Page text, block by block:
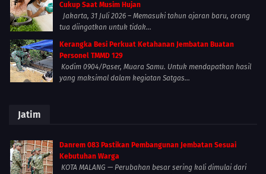
Cukup Saat Musim Hujan
Jakarta, 31 Juli 2026 – Memasuki tahun ajaran baru, orang
tua diingatkan untuk tidak...
Kerangka Besi Perkuat Ketahanan Jembatan Buatan
Personel TMMD 129
Kodim 0904/Paser, Muara Samu. Untuk mendapatkan hasil
yang maksimal dalam kegiatan Satgas...
Jatim
Danrem 083 Pastikan Pembangunan Jembatan Sesuai
Kebutuhan Warga
KOTA MALANG — Perubahan besar sering kali dimulai dari